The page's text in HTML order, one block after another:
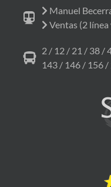
Manuel
Ventas (2 línea
2 / 12 / 21 / 38 /
143 / 146 / 156 /